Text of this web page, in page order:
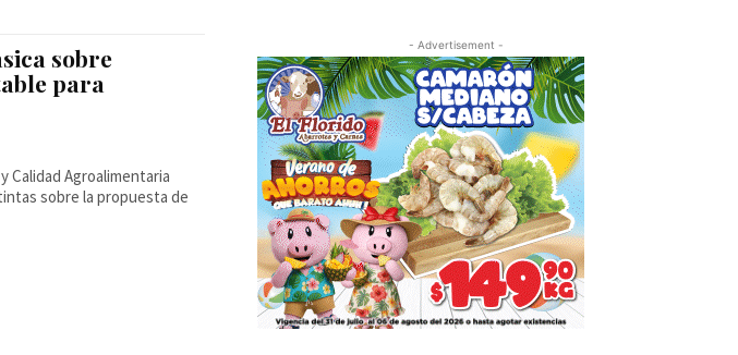
sobre
para
Calidad Agroalimentaria
sobre la propuesta de
- Advertisement -